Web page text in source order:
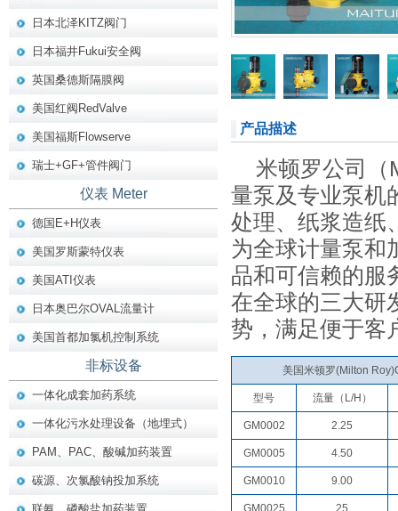
产品描述
米顿罗公司（
量泵及专业泵机
处理、纸浆造纸
为全球计量泵和
品和可信赖的服
在全球的三大研
势，满足便于客
美国米顿罗(Milton
型号 流量（L/H）
GM0002 2.25
GM0005 4.50
GM0010 9.00
GM0025 25
日本北泽KITZ阀门
日本福井Fukui安全阀
英国桑德斯隔膜阀
美国红阀RedValve
美国福斯Flowserve
瑞士+GF+管件阀门
仪表 Meter
德国E+H仪表
美国罗斯蒙特仪表
美国ATI仪表
日本奥巴尔OVAL流量计
美国首都加氯机控制系统
非标设备
一体化成套加药系统
一体化污水处理设备（地埋式）
PAM、PAC、酸碱加药装置
碳源、次氯酸钠投加系统